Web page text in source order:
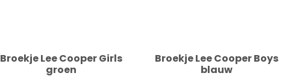
Broekje Lee Cooper Girls
groen
Broekje Lee Cooper Boys
blauw